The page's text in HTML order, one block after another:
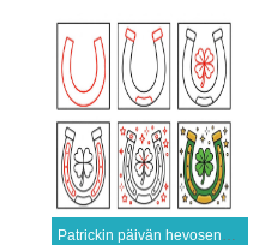
Patrickin päivän hevosenkenkä